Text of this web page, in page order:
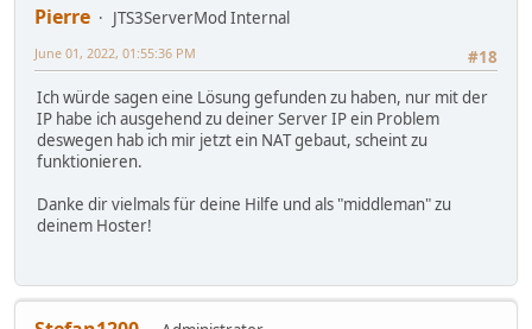
Pierre
JTS3ServerMod Internal
#18
June 01, 2022, 01:55:36 PM
Ich würde sagen eine Lösung gefunden zu haben, nur mit der
IP habe ich ausgehend zu deiner Server IP ein Problem
deswegen hab ich mir jetzt ein NAT gebaut, scheint zu
funktionieren.
Danke dir vielmals für deine Hilfe und als "middleman" zu
deinem Hoster!